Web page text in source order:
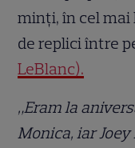
minți, în cel mai
de replici între
LeBlanc).
„Eram la
Monica, iar